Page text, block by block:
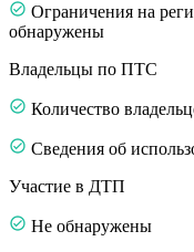
Ограничения на
обнаружены
Владельцы по ПТС
Количество
Сведения об
Участие в ДТП
Не обнаружены